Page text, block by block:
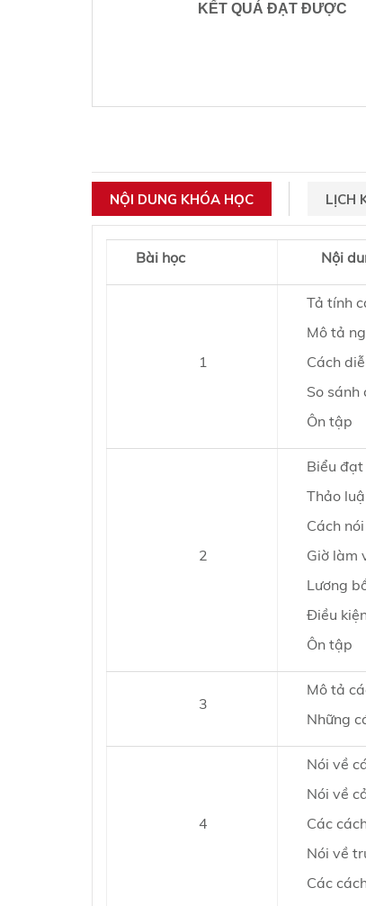
KẾT QUẢ ĐẠT ĐƯỢC
NỘI DUNG KHÓA HỌC LỊCH
Bài học Nội
1
Tả tính
Mô tả
Cách
So sánh
Ôn tập
2
Biểu
Thảo
Cách
Giờ làm
Lương
Điều
Ôn tập
3
Mô tả
Những
4
Nói về
Nói về
Các
Nói về
Các